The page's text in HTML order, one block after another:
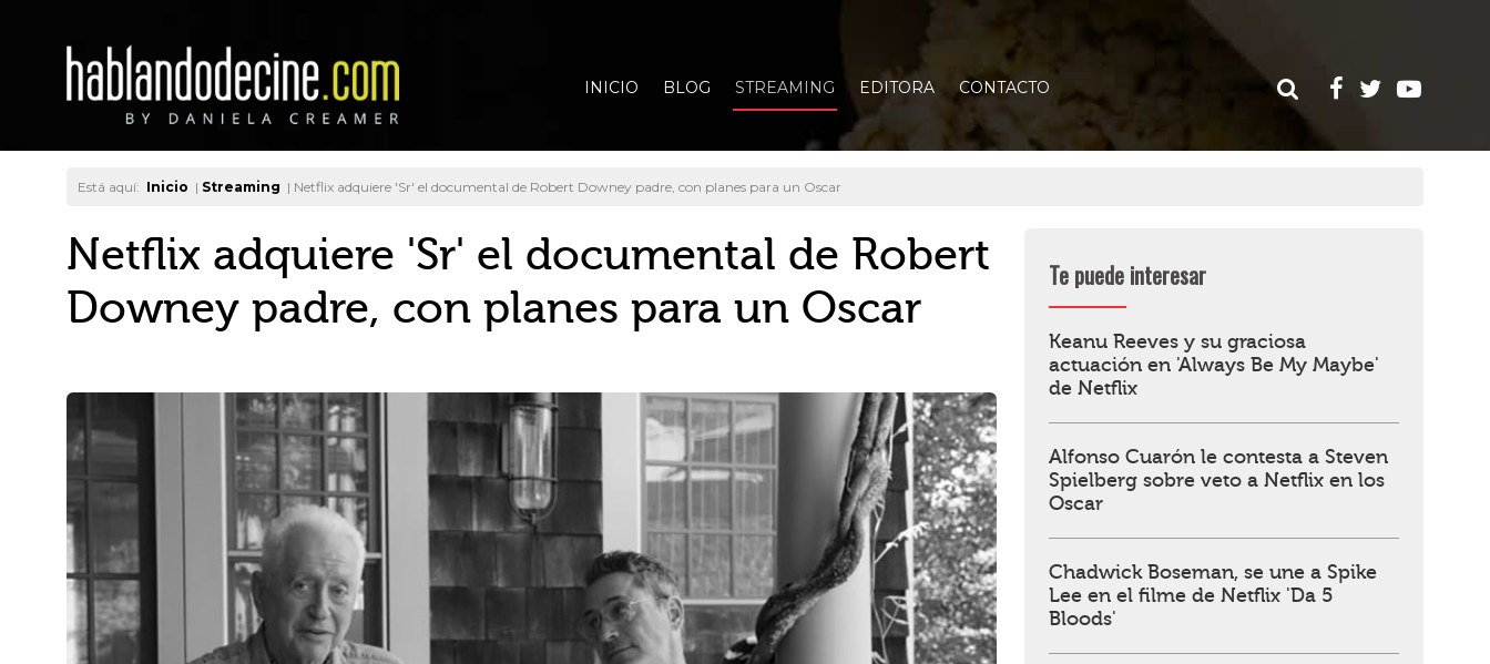
INICIO BLOG STREAMING EDITORA CONTACTO
Está aquí: Inicio | Streaming | Netflix adquiere 'Sr' el documental de Robert Downey padre, con planes para un Oscar
Netflix adquiere 'Sr' el documental de Robert
Downey padre, con planes para un Oscar
Te puede interesar
Keanu Reeves y su graciosa
actuación en 'Always Be My Maybe'
de Netflix
Alfonso Cuarón le contesta a Steven
Spielberg sobre veto a Netflix en los
Oscar
Chadwick Boseman, se une a Spike
Lee en el filme de Netflix 'Da 5
Bloods'